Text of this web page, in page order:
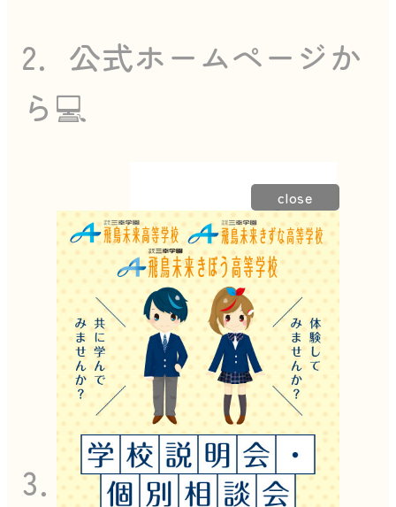
2．公式ホームページか
ら💻
↑アイコンをクリック
3．公式LINEから📲
close